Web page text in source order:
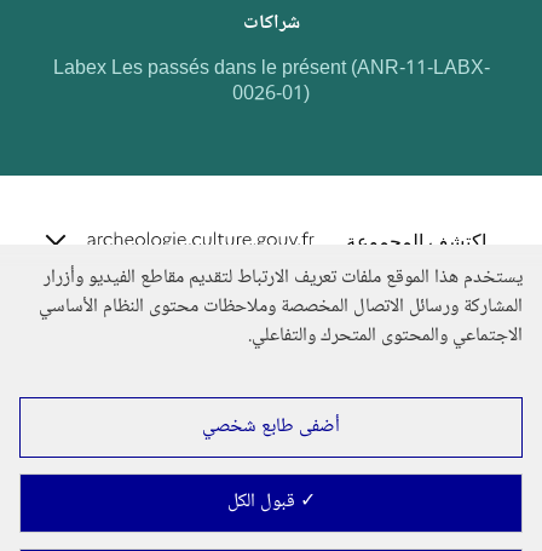
شراكات
Labex Les passés dans le présent (ANR-11-LABX-
0026-01)
اكتشف المجموعة
يستخدم هذا الموقع ملفات تعريف الارتباط لتقديم مقاطع الفيديو وأزرار
المشاركة ورسائل الاتصال المخصصة وملاحظات محتوى النظام الأساسي
الاجتماعي والمحتوى المتحرك والتفاعلي.
أضفى طابع شخصي
✓ قبول الكل